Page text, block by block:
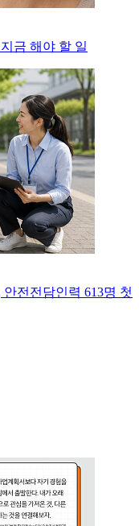
금 해야 할 일
전전담인력 613명 첫